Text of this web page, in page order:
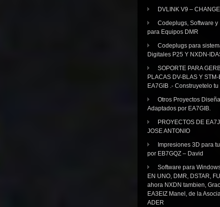
DVLINK V9 –
Codeplugs, Software y
para Equipos DMR
Codeplugs para
Digitales P25 Y NXDN-
SOPORTE PARA
PLACAS DV-BLAS Y
EA7GIB .- Construyetelo
Otros Proyectos
Adaptados por EA7GIB.
PROYECTOS DE
JOSE ANTONIO
Impresiones 3D para
por EB7GQZ – David
Software para
EN UNO, DMR, DSTAR,
ahora NXDN tambien,
EA3EIZ Manel, de la
ADER